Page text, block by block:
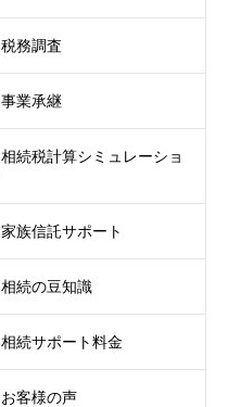
税務調査
事業承継
相続税計算シミュレーショ
家族信託サポート
相続の豆知識
相続サポート料金
お客様の声